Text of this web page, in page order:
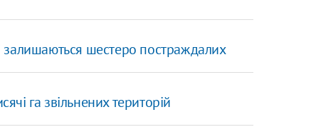
залишаються шестеро постраждалих
га звільнених територій